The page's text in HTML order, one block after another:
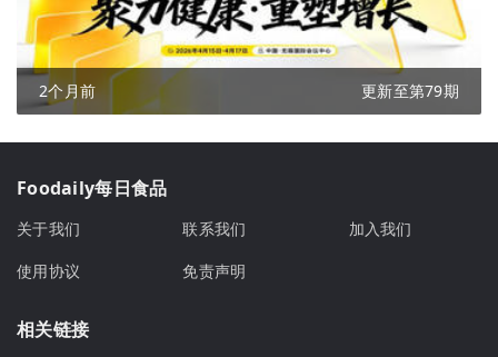
2个月前 更新至第79期
Foodaily每日食品
关于我们 联系我们
加入我们
使用协议
免责声明
相关链接